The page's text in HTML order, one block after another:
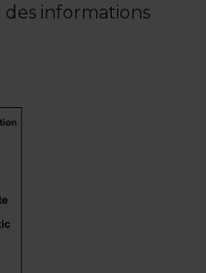
informations